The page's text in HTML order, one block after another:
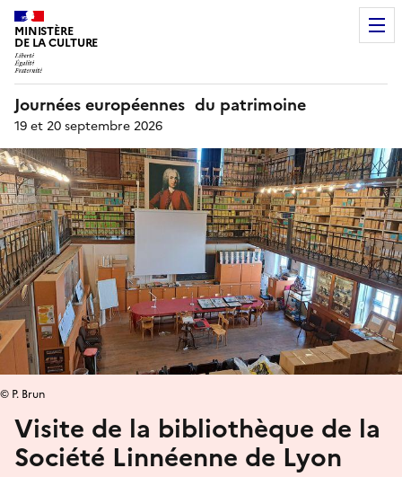
MINISTÈRE
DE LA CULTURE
Journées européennes du patrimoine
19 et 20 septembre 2026
Visite de la bibliothèque de la
Société Linnéenne de Lyon
© P. Brun